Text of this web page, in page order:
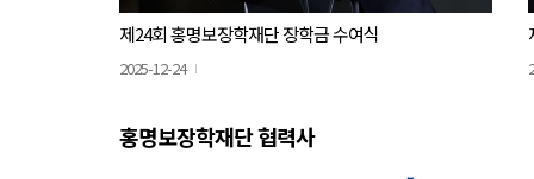
제24회 홍명보장학재단 장학금 수여식
2025-12-24
홍명보장학재단 협력사